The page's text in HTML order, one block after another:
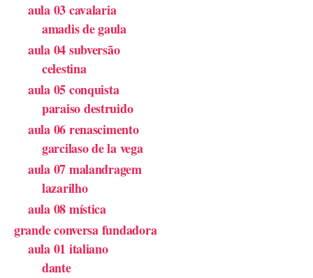
aula 03 cavalaria
amadis de gaula
aula 04 subversão
celestina
aula 05 conquista
paraiso destruido
aula 06 renascimento
garcilaso de la vega
aula 07 malandragem
lazarilho
aula 08 mística
grande conversa fundadora
aula 01 italiano
dante